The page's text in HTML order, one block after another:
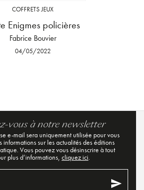
COFFRETS JEUX
Enigmes policières
Fabrice Bouvier
04/05/2022
vous à notre newsletter
e-mail sera uniquement utilisée pour vous
informations sur les actualités des éditions
Vous pouvez vous désinscrire à tout
plus d’informations, cliquez ici.
send